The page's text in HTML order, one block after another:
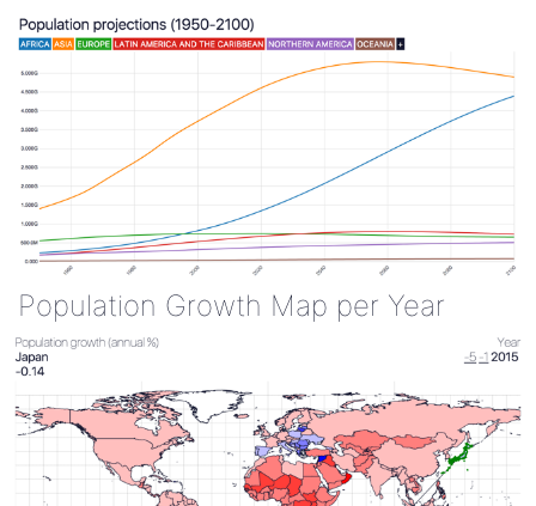
Population Growth Map per Year